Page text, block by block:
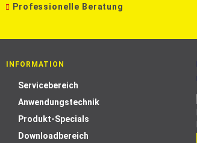
Professionelle Beratung
INFORMATION
Servicebereich
Anwendungstechnik
Produkt-Specials
Downloadbereich